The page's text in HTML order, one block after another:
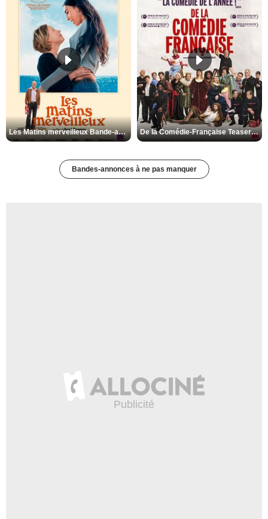
Les Matins merveilleux Bande-annonce VF De la Comédie-Française Teaser VF
Bandes-annonces à ne pas manquer